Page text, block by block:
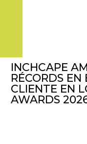
INCHCAPE
RÉCORDS EN
CLIENTE EN
AWARDS